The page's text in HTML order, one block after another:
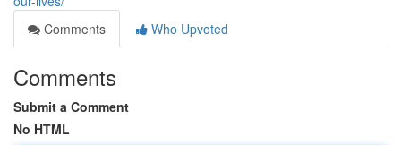
Comments
Who Upvoted
Comments
Submit a Comment
No HTML